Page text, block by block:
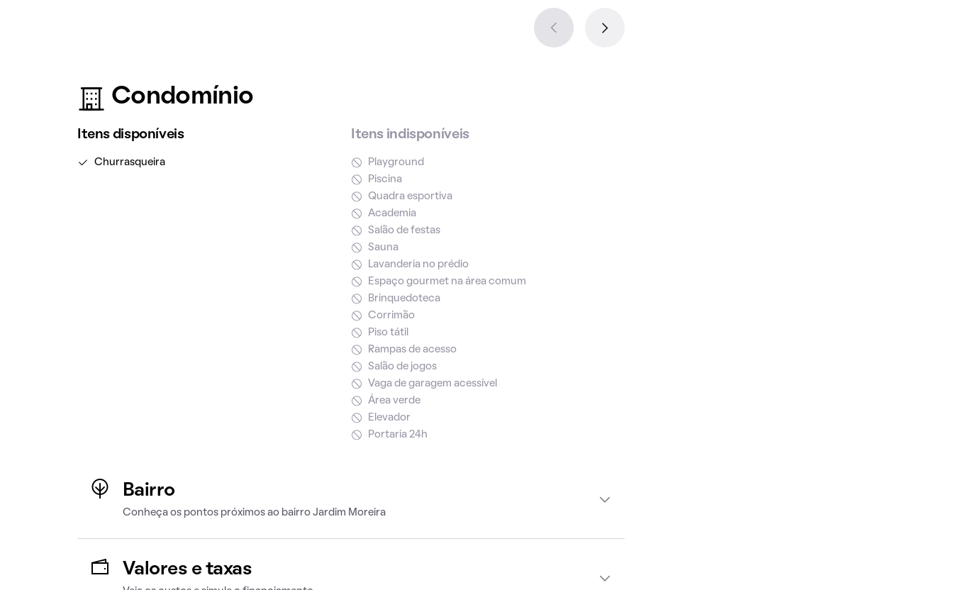
Condomínio
Itens disponíveis
Churrasqueira
Itens indisponíveis
Playground
Piscina
Quadra esportiva
Academia
Salão de festas
Sauna
Lavanderia no prédio
Espaço gourmet na área comum
Brinquedoteca
Corrimão
Piso tátil
Rampas de acesso
Salão de jogos
Vaga de garagem acessível
Área verde
Elevador
Portaria 24h
Bairro
Conheça os pontos próximos ao bairro Jardim Moreira
Valores e taxas